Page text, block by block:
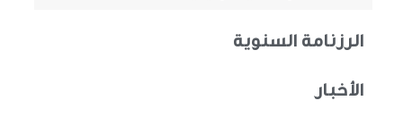
الرزنامة السنوية
الأخبار